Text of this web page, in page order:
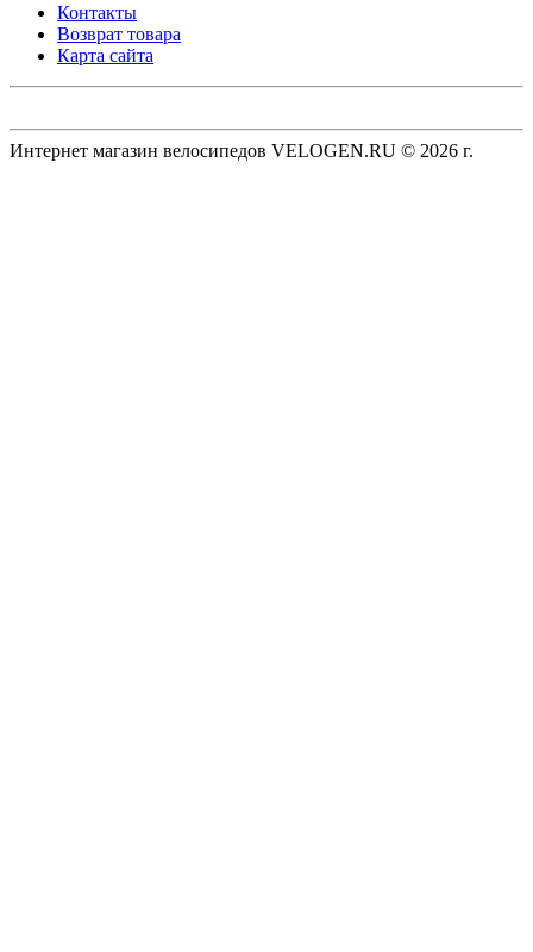
Контакты
Возврат товара
Карта сайта
Интернет магазин велосипедов VELOGEN.RU © 2026 г.